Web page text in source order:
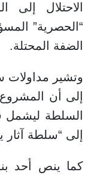
الاحتلال إلى
“الحصرية”
الضفة المحتلة.
وتشير مداولات
إلى أن
السلطة ليشمل
إلى “سلطة آثار
كما ينص أحد